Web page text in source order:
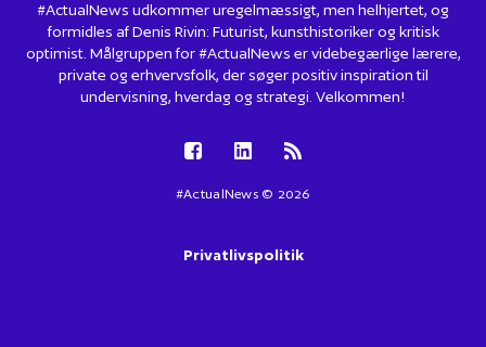
#ActualNews udkommer uregelmæssigt, men helhjertet, og
formidles af Denis Rivin: Futurist, kunsthistoriker og kritisk
optimist. Målgruppen for #ActualNews er videbegærlige lærere,
private og erhvervsfolk, der søger positiv inspiration til
undervisning, hverdag og strategi. Velkommen!
#ActualNews © 2026
Privatlivspolitik